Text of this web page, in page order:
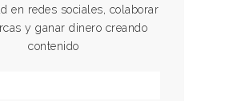
en redes sociales, colaborar
y ganar dinero creando
contenido